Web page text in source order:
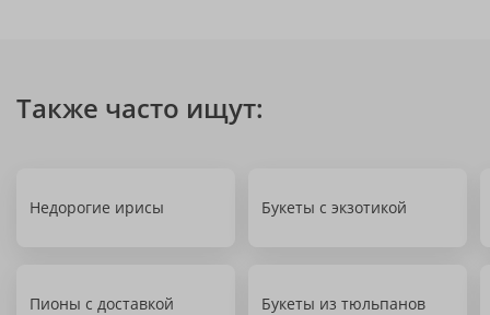
Также часто ищут:
Недорогие ирисы Букеты с экзотикой
Пионы с доставкой Букеты из тюльпанов